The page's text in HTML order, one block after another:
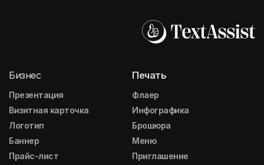
Бизнес
Презентация
Визитная карточка
Логотип
Баннер
Прайс-лист
Печать
Флаер
Инфографика
Брошюра
Меню
Приглашение